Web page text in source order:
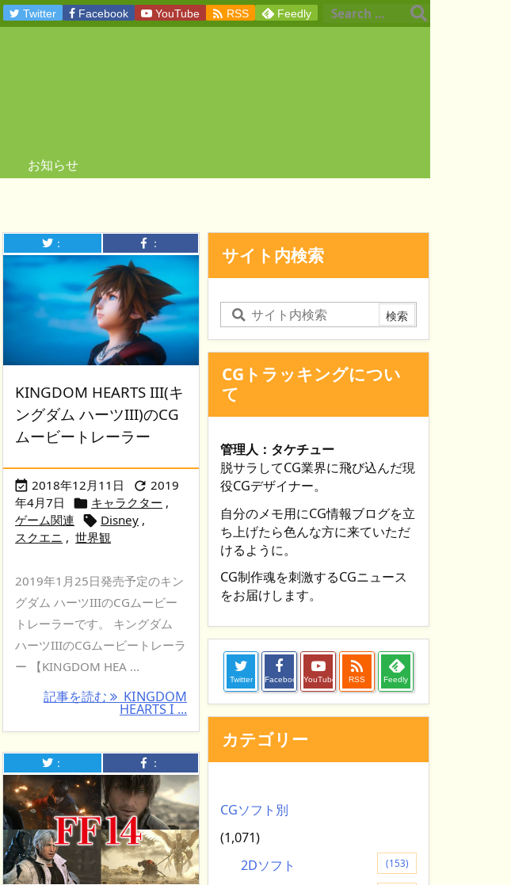
お知らせ
Twitter Facebook YouTube  RSS Feedly
： ：
KINGDOM HEARTS III(キ
ングダム ハーツIII)のCG
ムービートレーラー
 2018年12月11日  2019
年4月7日
 キャラクター ,
ゲーム関連
 Disney ,
スクエニ , 世界観
2019年1月25日発売予定のキン
グダム ハーツIIIのCGムービー
トレーラーです。 キングダム
ハーツIIIのCGムービートレーラ
ー 【KINGDOM HEA ...
記事を読む KINGDOM
HEARTS I ...
： ：
サイト内検索
CGトラッキングについ
て
管理人：タケチュー
脱サラしてCG業界に飛び込んだ現
役CGデザイナー。
自分のメモ用にCG情報ブログを立
ち上げたら色んな方に来ていただ
けるように。
CG制作魂を刺激するCGニュース
をお届けします。
Twitter Facebook YouTube

RSS Feedly
カテゴリー
CGソフト別
(1,071)
2Dソフト
(153)